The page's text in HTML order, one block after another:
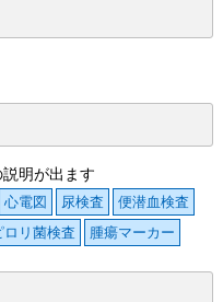
明が出ます
心電図 尿検査
便潜血検査
ロリ菌検査 腫瘍マーカー